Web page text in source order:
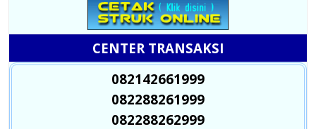
CENTER TRANSAKSI
082142661999
082288261999
082288262999